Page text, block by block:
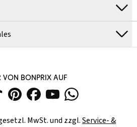
VON BONPRIX AUF
MwSt. und zzgl.Service- &